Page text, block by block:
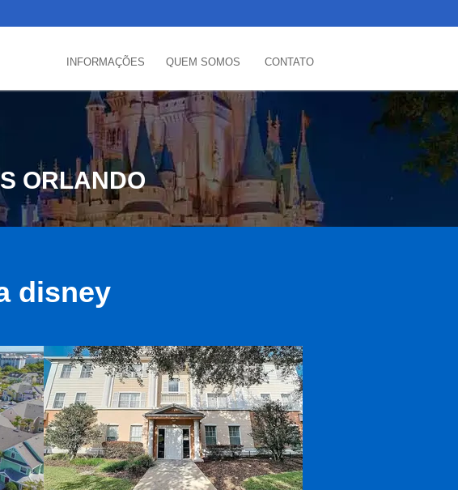
INFORMAÇÕES QUEM SOMOS CONTATO
ORLANDO
disney